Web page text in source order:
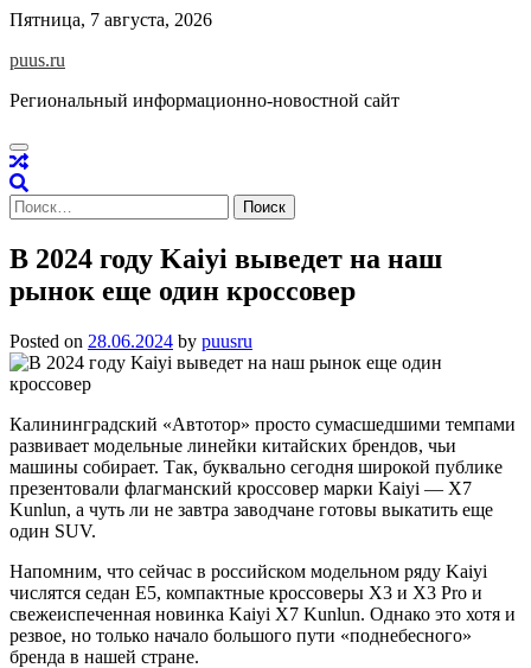
Skip
content
Пятница, 7 августа, 2026
puus.ru
Региональный информационно-новостной сайт
Найти:
В 2024 году Kaiyi выведет на наш
рынок еще один кроссовер
Posted on 28.06.2024 by puusru
Калининградский «Автотор» просто сумасшедшими темпами
развивает модельные линейки китайских брендов, чьи
машины собирает. Так, буквально сегодня широкой публике
презентовали флагманский кроссовер марки Kaiyi — Х7
Kunlun, а чуть ли не завтра заводчане готовы выкатить еще
один SUV.
Напомним, что сейчас в российском модельном ряду Kaiyi
числятся седан E5, компактные кроссоверы Х3 и X3 Pro и
свежеиспеченная новинка Kaiyi Х7 Kunlun. Однако это хотя и
резвое, но только начало большого пути «поднебесного»
бренда в нашей стране.